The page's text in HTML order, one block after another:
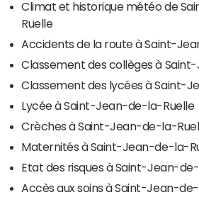
Climat et historique météo de
Ruelle
Accidents de la route à Saint-
Classement des collèges à
Classement des lycées à Saint-
Lycée à Saint-Jean-de-la-Ruelle
Crèches à Saint-Jean-de-la-
Maternités à Saint-Jean-de-la-
Etat des risques à Saint-Jean-
Accès aux soins à Saint-Jean-